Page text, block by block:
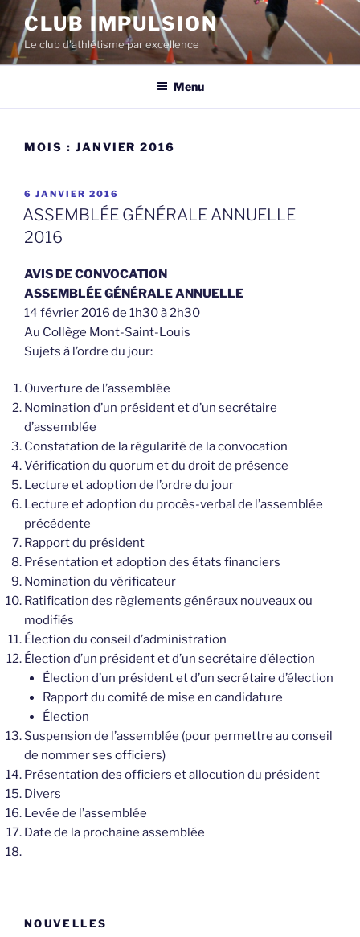
Aller
au
contenu
CLUB IMPULSION
Le club d'athlétisme par excellence
Menu
MOIS : JANVIER 2016
PUBLIÉ
LE
6 JANVIER 2016
ASSEMBLÉE GÉNÉRALE ANNUELLE
2016
AVIS DE CONVOCATION
ASSEMBLÉE GÉNÉRALE ANNUELLE
14 février 2016 de 1h30 à 2h30
Au Collège Mont-Saint-Louis
Sujets à l’ordre du jour:
Ouverture de l’assemblée
Nomination d’un président et d’un secrétaire
d’assemblée
Constatation de la régularité de la convocation
Vérification du quorum et du droit de présence
Lecture et adoption de l’ordre du jour
Lecture et adoption du procès-verbal de l’assemblée
précédente
Rapport du président
Présentation et adoption des états financiers
Nomination du vérificateur
Ratification des règlements généraux nouveaux ou
modifiés
Élection du conseil d’administration
Élection d’un président et d’un secrétaire d’élection
Élection d’un président et d’un secrétaire d’élection
Rapport du comité de mise en candidature
Élection
Suspension de l’assemblée (pour permettre au conseil
de nommer ses officiers)
Présentation des officiers et allocution du président
Divers
Levée de l’assemblée
Date de la prochaine assemblée
NOUVELLES